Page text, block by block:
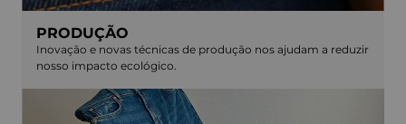
PRODUÇÃO
Inovação e novas técnicas de produção nos ajudam a reduzir
nosso impacto ecológico.